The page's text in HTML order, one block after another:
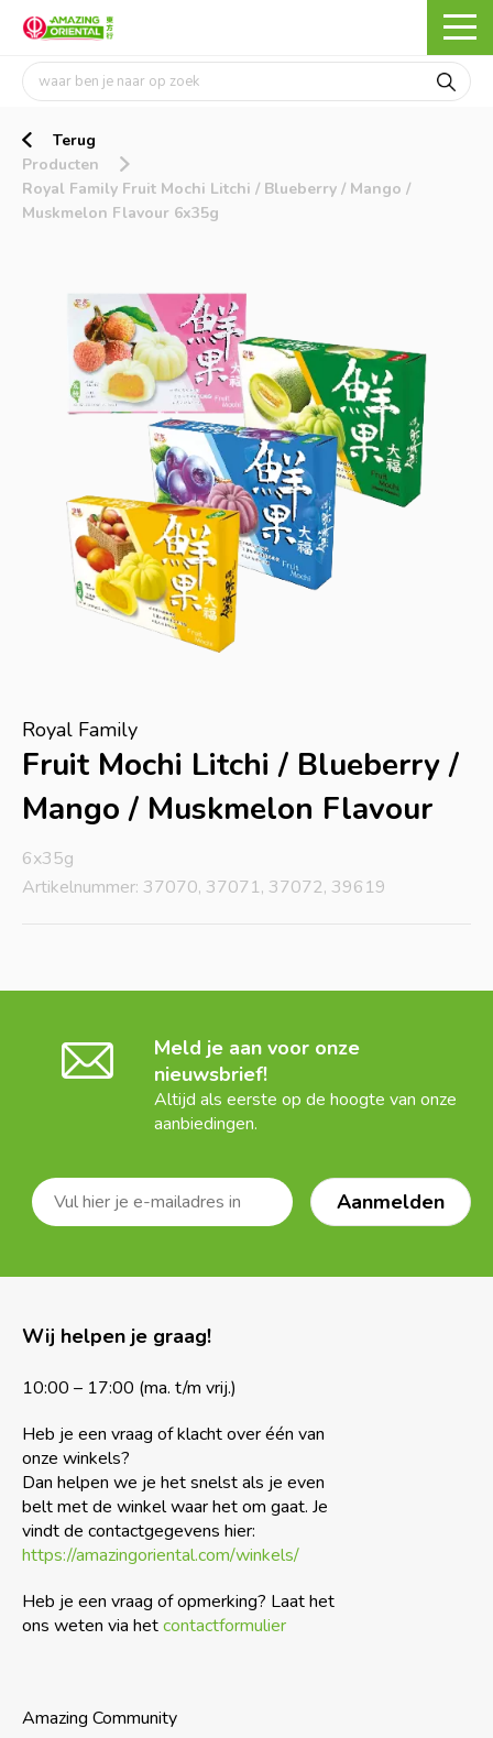
Terug
Producten
Royal Family Fruit Mochi Litchi / Blueberry / Mango /
Muskmelon Flavour 6x35g
Royal Family
Fruit Mochi Litchi / Blueberry /
Mango / Muskmelon Flavour
6x35g
Artikelnummer: 37070, 37071, 37072, 39619
Meld je aan voor onze
nieuwsbrief!
Altijd als eerste op de hoogte van onze
aanbiedingen.
Wij helpen je graag!
10:00 – 17:00 (ma. t/m vrij.)
Heb je een vraag of klacht over één van
onze winkels?
Dan helpen we je het snelst als je even
belt met de winkel waar het om gaat. Je
vindt de contactgegevens hier:
https://amazingoriental.com/winkels/
Heb je een vraag of opmerking? Laat het
ons weten via hetcontactformulier
Amazing Community